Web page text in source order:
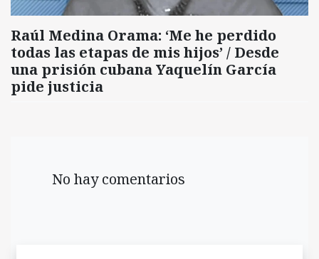
Raúl Medina Orama: ‘Me he perdido
todas las etapas de mis hijos’ / Desde
una prisión cubana Yaquelín García
pide justicia
No hay comentarios